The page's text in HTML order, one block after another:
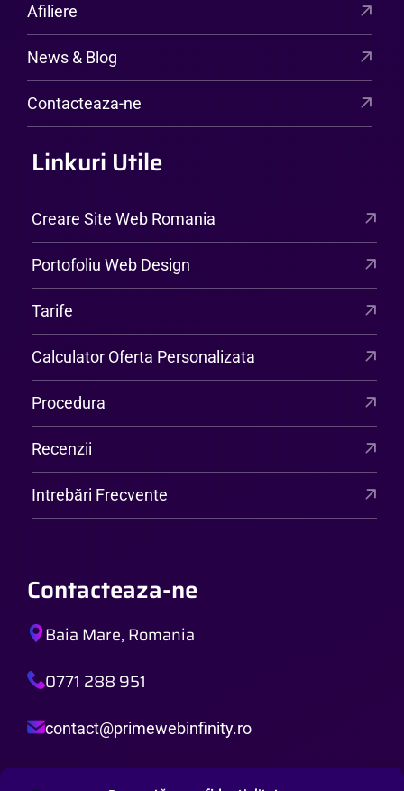
Afiliere
News & Blog
Contacteaza-ne
Linkuri Utile
Creare Site Web Romania
Portofoliu Web Design
Tarife
Calculator Oferta Personalizata
Procedura
Recenzii
Intrebări Frecvente
Contacteaza-ne
Baia Mare, Romania
0771 288 951
contact@primewebinfinity.ro